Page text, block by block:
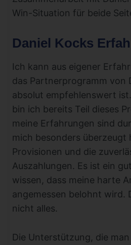
Win-Situation für beide
Daniel Kocks
Ich kann aus eigener
das Partnerprogramm von
absolut empfehlenswert
bin ich bereits Teil dieses
meine Erfahrungen sind
mich besonders überzeugt
Provisionen und die
Auszahlungen. Es ist ein
wissen, dass meine harte
angemessen belohnt wird.
nicht alles.
Die Unterstützung, die